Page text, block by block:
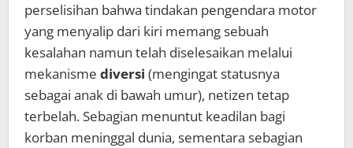
perselisihan bahwa tindakan pengendara motor
yang menyalip dari kiri memang sebuah
kesalahan namun telah diselesaikan melalui
mekanisme diversi (mengingat statusnya
sebagai anak di bawah umur), netizen tetap
terbelah. Sebagian menuntut keadilan bagi
korban meninggal dunia, sementara sebagian